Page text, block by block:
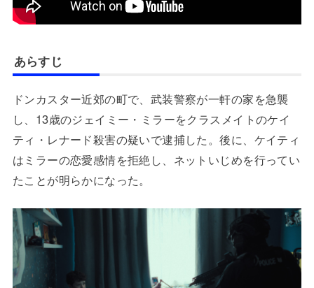
あらすじ
ドンカスター近郊の町で、武装警察が一軒の家を急襲
し、13歳のジェイミー・ミラーをクラスメイトのケイ
ティ・レナード殺害の疑いで逮捕した。後に、ケイティ
はミラーの恋愛感情を拒絶し、ネットいじめを行ってい
たことが明らかになった。